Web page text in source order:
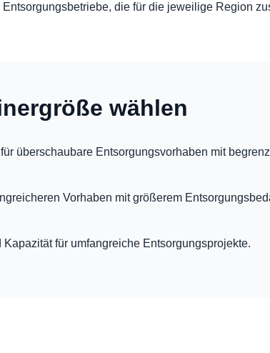
die für die jeweilige Region
wählen
überschaubare Entsorgungsvorhaben mit
Vorhaben mit größerem
für umfangreiche Entsorgungsprojekte.